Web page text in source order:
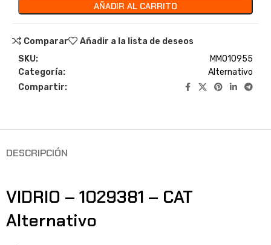
AÑADIR AL CARRITO
Comparar
Añadir a la lista de deseos
SKU:
MM010955
Categoría:
Alternativo
Compartir:
DESCRIPCIÓN
VIDRIO – 1029381 – CAT
Alternativo